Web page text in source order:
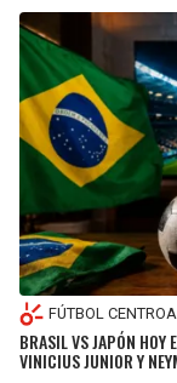
FÚTBOL
BRASIL VS JAPÓN HOY
VINICIUS JUNIOR Y